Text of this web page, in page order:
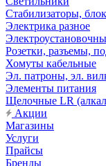
Стабилизаторы,
Электрика разное
Розетки, разъемы,
Хомуты кабельные
Эл. патроны, эл.
Элементы питания
Щелочные LR
Акции
Магазины
Услуги
Прайсы
Бренды